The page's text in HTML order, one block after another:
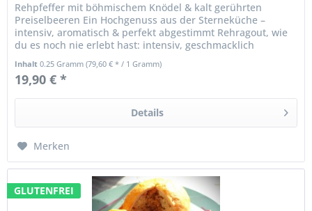
Rehpfeffer mit böhmischem Knödel & kalt gerührten
Preiselbeeren Ein Hochgenuss aus der Sterneküche –
intensiv, aromatisch & perfekt abgestimmt Rehragout, wie
du es noch nie erlebt hast: intensiv, geschmacklich
Inhalt0.25 Gramm(79,60 € * / 1 Gramm)
19,90 € *
Details
Merken
GLUTENFREI